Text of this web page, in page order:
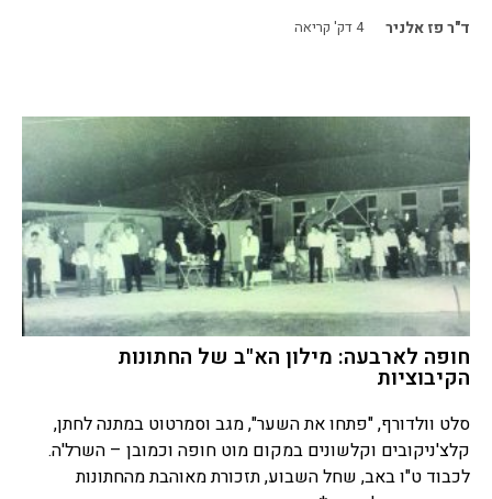
ד"ר פז אלניר 4דק' קריאה
חופה לארבעה: מילון הא"ב של החתונות
הקיבוציות
סלט וולדורף, "פתחו את השער", מגב וסמרטוט במתנה לחתן,
קלצ'ניקובים וקלשונים במקום מוט חופה וכמובן – השרל'ה.
לכבוד ט"ו באב, שחל השבוע, תזכורת מאוהבת מהחתונות